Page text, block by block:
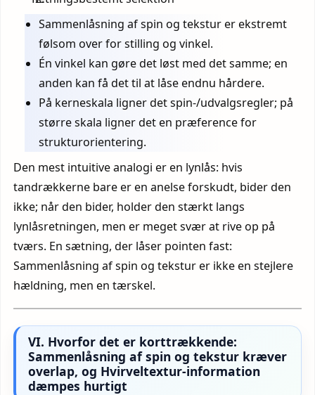
Sammenlåsning af spin og tekstur er ekstremt
følsom over for stilling og vinkel.
Én vinkel kan gøre det løst med det samme; en
anden kan få det til at låse endnu hårdere.
På kerneskala ligner det spin-/udvalgsregler; på
større skala ligner det en præference for
strukturorientering.
Den mest intuitive analogi er en lynlås: hvis
tandrækkerne bare er en anelse forskudt, bider den
ikke; når den bider, holder den stærkt langs
lynlåsretningen, men er meget svær at rive op på
tværs. En sætning, der låser pointen fast:
Sammenlåsning af spin og tekstur er ikke en stejlere
hældning, men en tærskel.
VI. Hvorfor det er korttrækkende:
Sammenlåsning af spin og tekstur kræver
overlap, og Hvirveltextur-information
dæmpes hurtigt